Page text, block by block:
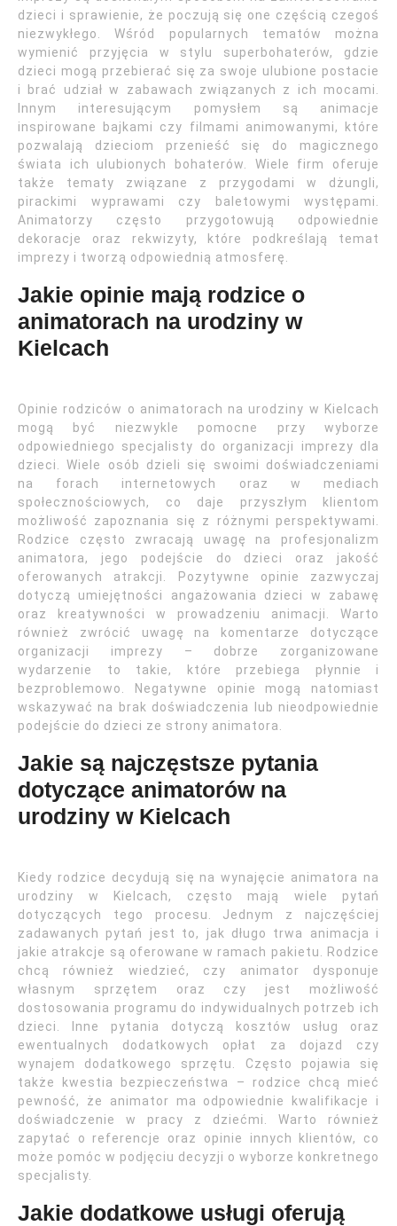
dzieci i sprawienie, że poczują się one częścią czegoś
niezwykłego. Wśród popularnych tematów można
wymienić przyjęcia w stylu superbohaterów, gdzie
dzieci mogą przebierać się za swoje ulubione postacie
i brać udział w zabawach związanych z ich mocami.
Innym interesującym pomysłem są animacje
inspirowane bajkami czy filmami animowanymi, które
pozwalają dzieciom przenieść się do magicznego
świata ich ulubionych bohaterów. Wiele firm oferuje
także tematy związane z przygodami w dżungli,
pirackimi wyprawami czy baletowymi występami.
Animatorzy często przygotowują odpowiednie
dekoracje oraz rekwizyty, które podkreślają temat
imprezy i tworzą odpowiednią atmosferę.
Jakie opinie mają rodzice o
animatorach na urodziny w
Kielcach
Opinie rodziców o animatorach na urodziny w Kielcach
mogą być niezwykle pomocne przy wyborze
odpowiedniego specjalisty do organizacji imprezy dla
dzieci. Wiele osób dzieli się swoimi doświadczeniami
na forach internetowych oraz w mediach
społecznościowych, co daje przyszłym klientom
możliwość zapoznania się z różnymi perspektywami.
Rodzice często zwracają uwagę na profesjonalizm
animatora, jego podejście do dzieci oraz jakość
oferowanych atrakcji. Pozytywne opinie zazwyczaj
dotyczą umiejętności angażowania dzieci w zabawę
oraz kreatywności w prowadzeniu animacji. Warto
również zwrócić uwagę na komentarze dotyczące
organizacji imprezy – dobrze zorganizowane
wydarzenie to takie, które przebiega płynnie i
bezproblemowo. Negatywne opinie mogą natomiast
wskazywać na brak doświadczenia lub nieodpowiednie
podejście do dzieci ze strony animatora.
Jakie są najczęstsze pytania
dotyczące animatorów na
urodziny w Kielcach
Kiedy rodzice decydują się na wynajęcie animatora na
urodziny w Kielcach, często mają wiele pytań
dotyczących tego procesu. Jednym z najczęściej
zadawanych pytań jest to, jak długo trwa animacja i
jakie atrakcje są oferowane w ramach pakietu. Rodzice
chcą również wiedzieć, czy animator dysponuje
własnym sprzętem oraz czy jest możliwość
dostosowania programu do indywidualnych potrzeb ich
dzieci. Inne pytania dotyczą kosztów usług oraz
ewentualnych dodatkowych opłat za dojazd czy
wynajem dodatkowego sprzętu. Często pojawia się
także kwestia bezpieczeństwa – rodzice chcą mieć
pewność, że animator ma odpowiednie kwalifikacje i
doświadczenie w pracy z dziećmi. Warto również
zapytać o referencje oraz opinie innych klientów, co
może pomóc w podjęciu decyzji o wyborze konkretnego
specjalisty.
Jakie dodatkowe usługi oferują